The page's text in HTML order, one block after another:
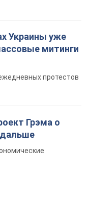
Украины уже
митинги
протестов
Грэма о
дальше